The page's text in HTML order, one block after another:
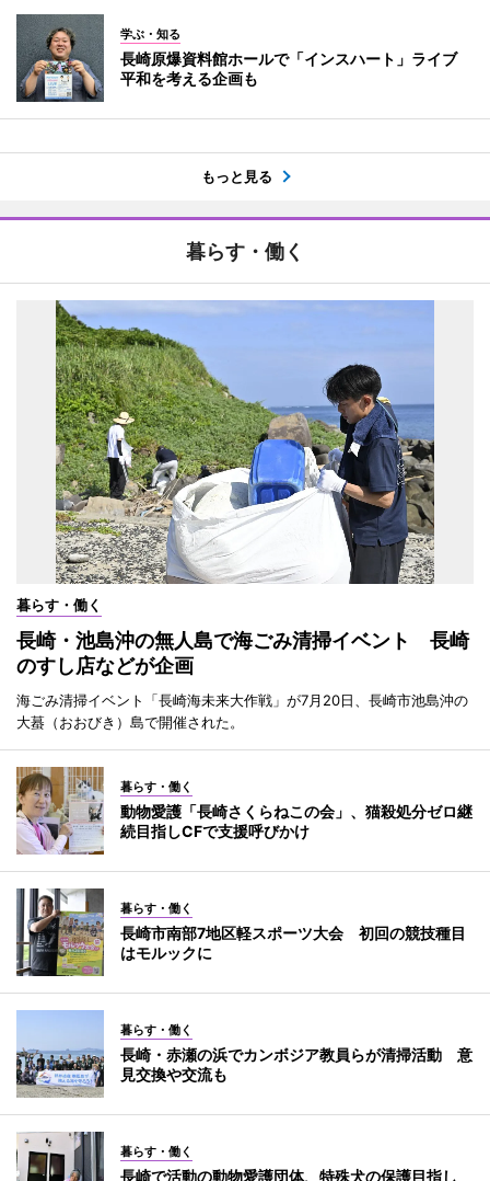
学ぶ・知る
長崎原爆資料館ホールで「インスハート」ライブ
平和を考える企画も
もっと見る
暮らす・働く
暮らす・働く
長崎・池島沖の無人島で海ごみ清掃イベント 長崎
のすし店などが企画
海ごみ清掃イベント「長崎海未来大作戦」が7月20日、長崎市池島沖の
大蟇（おおびき）島で開催された。
暮らす・働く
動物愛護「長崎さくらねこの会」、猫殺処分ゼロ継
続目指しCFで支援呼びかけ
暮らす・働く
長崎市南部7地区軽スポーツ大会 初回の競技種目
はモルックに
暮らす・働く
長崎・赤瀬の浜でカンボジア教員らが清掃活動 意
見交換や交流も
暮らす・働く
長崎で活動の動物愛護団体、特殊犬の保護目指し